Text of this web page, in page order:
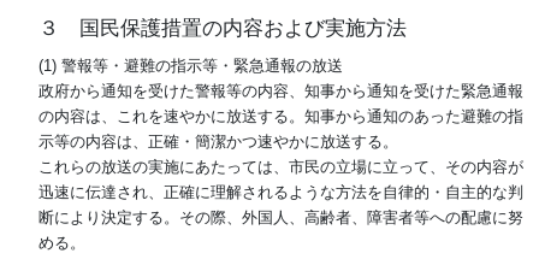
３ 国民保護措置の内容および実施方法
(1) 警報等・避難の指示等・緊急通報の放送
政府から通知を受けた警報等の内容、知事から通知を受けた緊急通報
の内容は、これを速やかに放送する。知事から通知のあった避難の指
示等の内容は、正確・簡潔かつ速やかに放送する。
これらの放送の実施にあたっては、市民の立場に立って、その内容が
迅速に伝達され、正確に理解されるような方法を自律的・自主的な判
断により決定する。その際、外国人、高齢者、障害者等への配慮に努
める。